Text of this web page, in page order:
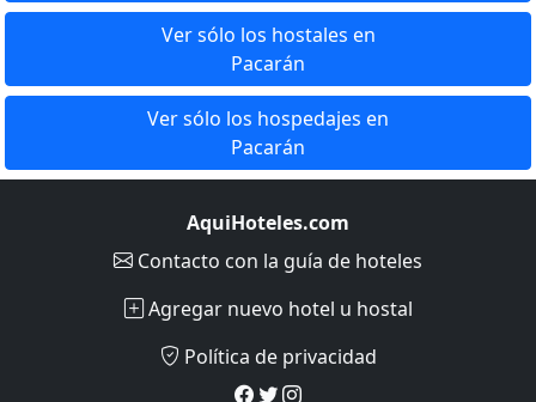
Ver sólo los hostales en
Pacarán
Ver sólo los hospedajes en
Pacarán
AquiHoteles.com
Contacto con la guía de hoteles
Agregar nuevo hotel u hostal
Política de privacidad